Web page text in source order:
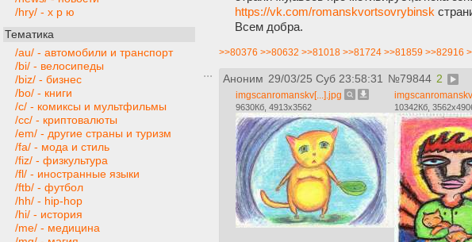
/hry/ - х р ю
Тематика
/au/ - автомобили и транспорт
/bi/ - велосипеды
/biz/ - бизнес
/bo/ - книги
/c/ - комиксы и мультфильмы
/cc/ - криптовалюты
/em/ - другие страны и туризм
/fa/ - мода и стиль
/fiz/ - физкультура
/fl/ - иностранные языки
/ftb/ - футбол
/hh/ - hip-hop
/hi/ - история
/me/ - медицина
https://vk.com/romanskvortsovrybinsk
Всем добра.
>>80376 >>80632 >>81018 >>81724 >>81859 >>82916
Аноним 29/03/25 Суб 23:58:31 №79844 2
imgscanromanskv[...].jpg
9630Кб, 4913x3562 10342Кб,